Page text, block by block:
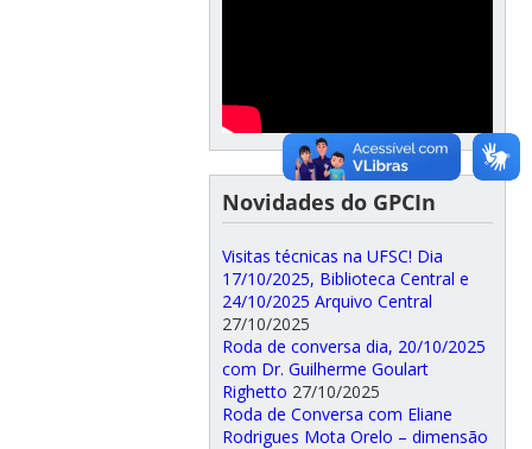
Novidades do GPCIn
Visitas técnicas na UFSC! Dia
17/10/2025, Biblioteca Central e
24/10/2025 Arquivo Central
27/10/2025
Roda de conversa dia, 20/10/2025
com Dr. Guilherme Goulart
Righetto 27/10/2025
Roda de Conversa com Eliane
Rodrigues Mota Orelo – dimensão